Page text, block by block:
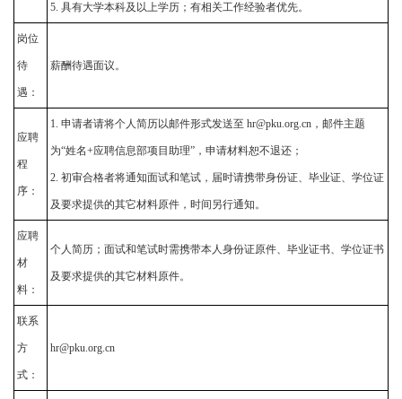
5. 具有大学本科及以上学历；有相关工作经验者优先。
岗位
待
遇：
薪酬待遇面议。
应聘
程
序：
1. 申请者请将个人简历以邮件形式发送至 hr@pku.org.cn，邮件主题
为“姓名+应聘信息部项目助理”，申请材料恕不退还；
2. 初审合格者将通知面试和笔试，届时请携带身份证、毕业证、学位证
及要求提供的其它材料原件，时间另行通知。
应聘
材
料：
个人简历；面试和笔试时需携带本人身份证原件、毕业证书、学位证书
及要求提供的其它材料原件。
联系
方
式：
hr@pku.org.cn